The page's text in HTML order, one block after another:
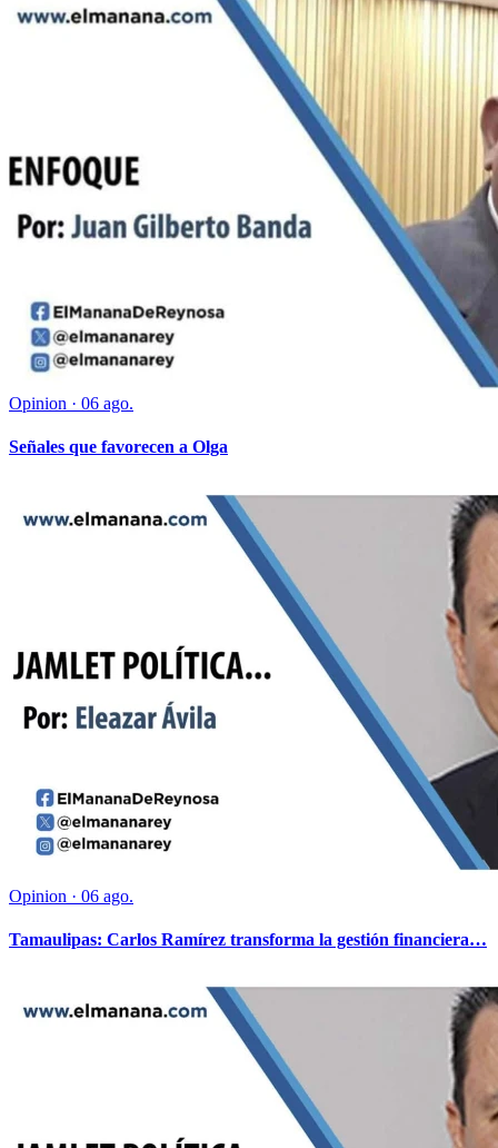
Opinion · 06 ago.
Señales que favorecen a Olga
Opinion · 06 ago.
Tamaulipas: Carlos Ramírez transforma la gestión financiera…